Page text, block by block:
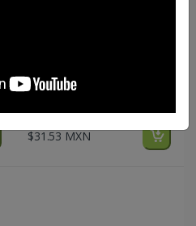
IN HM-135
Set Holbak.
$31.53 MXN